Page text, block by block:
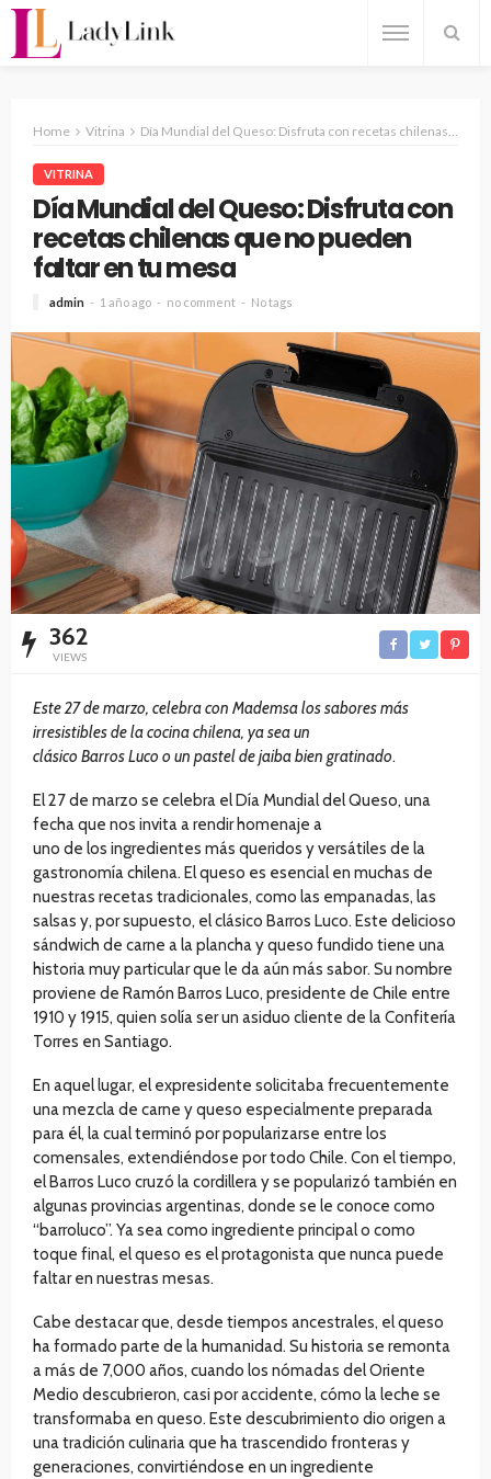
Home Vitrina Día Mundial del Queso: Disfruta con recetas chilenas que no pueden faltar en tu mesa
VITRINA
Día Mundial del Queso: Disfruta con
recetas chilenas que no pueden
faltar en tu mesa
admin 1 año ago no comment No tags
362
VIEWS
Este 27 de marzo, celebra con Mademsa los sabores más
irresistibles de la cocina chilena, ya sea un
clásico Barros Luco o un pastel de jaiba bien gratinado.
El 27 de marzo se celebra el Día Mundial del Queso, una
fecha que nos invita a rendir homenaje a
uno de los ingredientes más queridos y versátiles de la
gastronomía chilena. El queso es esencial en muchas de
nuestras recetas tradicionales, como las empanadas, las
salsas y, por supuesto, el clásico Barros Luco. Este delicioso
sándwich de carne a la plancha y queso fundido tiene una
historia muy particular que le da aún más sabor. Su nombre
proviene de Ramón Barros Luco, presidente de Chile entre
1910 y 1915, quien solía ser un asiduo cliente de la Confitería
Torres en Santiago.
En aquel lugar, el expresidente solicitaba frecuentemente
una mezcla de carne y queso especialmente preparada
para él, la cual terminó por popularizarse entre los
comensales, extendiéndose por todo Chile. Con el tiempo,
el Barros Luco cruzó la cordillera y se popularizó también en
algunas provincias argentinas, donde se le conoce como
“barroluco”. Ya sea como ingrediente principal o como
toque final, el queso es el protagonista que nunca puede
faltar en nuestras mesas.
Cabe destacar que, desde tiempos ancestrales, el queso
ha formado parte de la humanidad. Su historia se remonta
a más de 7,000 años, cuando los nómadas del Oriente
Medio descubrieron, casi por accidente, cómo la leche se
transformaba en queso. Este descubrimiento dio origen a
una tradición culinaria que ha trascendido fronteras y
generaciones, convirtiéndose en un ingrediente